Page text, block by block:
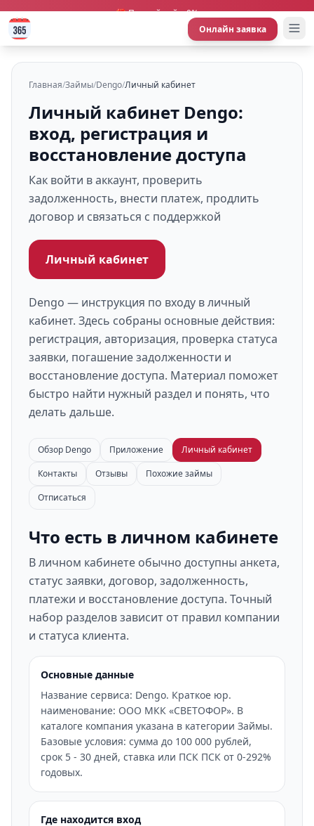
🎁 Первый займ 0%
Онлайн заявка
Главная/Займы/Dengo/Личный кабинет
Личный кабинет Dengo:
вход, регистрация и
восстановление доступа
Как войти в аккаунт, проверить
задолженность, внести платеж, продлить
договор и связаться с поддержкой
Личный кабинет
Dengo — инструкция по входу в личный
кабинет. Здесь собраны основные действия:
регистрация, авторизация, проверка статуса
заявки, погашение задолженности и
восстановление доступа. Материал поможет
быстро найти нужный раздел и понять, что
делать дальше.
Обзор Dengo Приложение
Личный кабинет
Контакты
Отзывы
Похожие займы
Отписаться
Что есть в личном кабинете
В личном кабинете обычно доступны анкета,
статус заявки, договор, задолженность,
платежи и восстановление доступа. Точный
набор разделов зависит от правил компании
и статуса клиента.
Основные данные
Название сервиса: Dengo. Краткое юр.
наименование: ООО МКК «СВЕТОФОР». В
каталоге компания указана в категории Займы.
Базовые условия: сумма до 100 000 рублей,
срок 5 - 30 дней, ставка или ПСК ПСК от 0-292%
годовых.
Где находится вход